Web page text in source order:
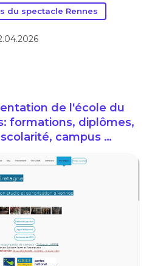
du spectacle Rennes
de l'école du
formations, diplômes,
campus …